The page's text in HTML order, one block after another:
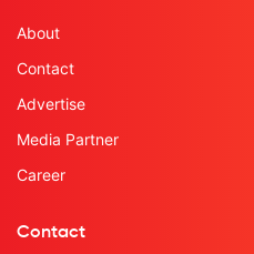
About
Contact
Advertise
Media Partner
Career
Contact